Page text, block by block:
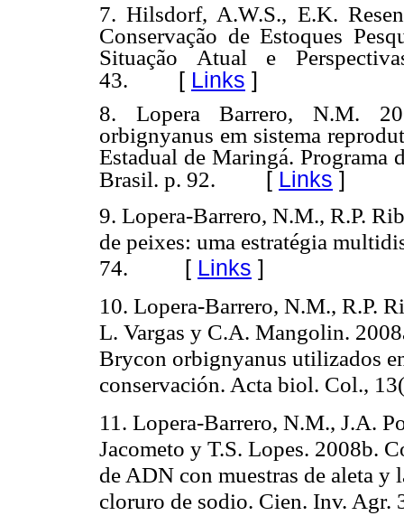
7. Hilsdorf, A.W.S., E.K.
Conservação de Estoques
Situação Atual e
43. [ Links ]
8. Lopera Barrero, N.M.
orbignyanus em sistema
Estadual de Maringá. Programa
Brasil. p. 92. [ Links ]
9. Lopera-Barrero, N.M., R.P.
de peixes: uma estratégia
74.
[ Links ]
10. Lopera-Barrero, N.M., R.P.
L. Vargas y C.A. Mangolin.
Brycon orbignyanus utilizados
conservación. Acta biol. Col.,
11. Lopera-Barrero, N.M., J.A.
Jacometo y T.S. Lopes. 2008b.
de ADN con muestras de aleta y
cloruro de sodio. Cien. Inv. Agr.